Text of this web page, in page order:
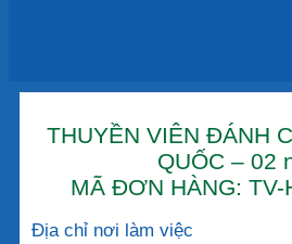
THUYỀN VIÊN ĐÁNH
QUỐC – 02
MÃ ĐƠN HÀNG: TV-
Địa chỉ nơi làm việc